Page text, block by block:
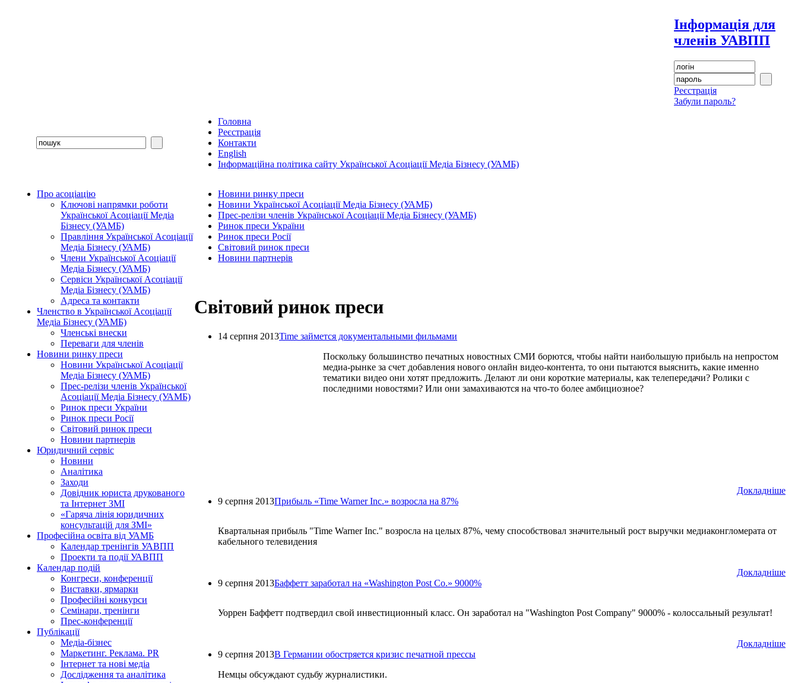
Інформація для
членів УАВПП
Реєстрація
Забули пароль?
Головна
Реєстрація
Контакти
English
Інформаційна політика сайту Української Асоціації Медіа Бізнесу (УАМБ)
Про асоціацію
Ключові напрямки роботи
Української Асоціації Медіа
Бізнесу (УАМБ)
Правління Української Асоціації
Медіа Бізнесу (УАМБ)
Члени Української Асоціації
Медіа Бізнесу (УАМБ)
Сервіси Української Асоціації
Медіа Бізнесу (УАМБ)
Адреса та контакти
Членство в Української Асоціації
Медіа Бізнесу (УАМБ)
Членські внески
Переваги для членів
Новини ринку преси
Новини Української Асоціації
Медіа Бізнесу (УАМБ)
Прес-релізи членів Української
Асоціації Медіа Бізнесу (УАМБ)
Ринок преси України
Ринок преси Росії
Світовий ринок преси
Новини партнерів
Юридичний сервіс
Новини
Аналітика
Заходи
Довідник юриста друкованого
та Інтернет ЗМІ
«Гаряча лінія юридичних
консультацій для ЗМІ»
Професійна освіта від УАМБ
Календар тренінгів УАВПП
Проекти та події УАВПП
Календар подій
Конгреси, конференції
Виставки, ярмарки
Професійні конкурси
Семінари, тренінги
Прес-конференції
Публікації
Медіа-бізнес
Маркетинг. Реклама. PR
Інтернет та нові медіа
Дослідження та аналітика
Новини ринку преси
Новини Української Асоціації Медіа Бізнесу (УАМБ)
Прес-релізи членів Української Асоціації Медіа Бізнесу (УАМБ)
Ринок преси України
Ринок преси Росії
Світовий ринок преси
Новини партнерів
Світовий ринок преси
14 серпня 2013Time займется документальными фильмами
Поскольку большинство печатных новостных СМИ борются, чтобы найти наибольшую прибыль на непростом
медиа-рынке за счет добавления нового онлайн видео-контента, то они пытаются выяснить, какие именно
тематики видео они хотят предложить. Делают ли они короткие материалы, как телепередачи? Ролики с
последними новостями? Или они замахиваются на что-то более амбициозное?
Докладнiше
9 серпня 2013Прибыль «Time Warner Inc.» возросла на 87%
Квартальная прибыль "Time Warner Inc." возросла на целых 87%, чему способствовал значительный рост выручки медиаконгломерата от
кабельного телевидения
Докладнiше
9 серпня 2013Баффетт заработал на «Washington Post Co.» 9000%
Уоррен Баффетт подтвердил свой инвестиционный класс. Он заработал на "Washington Post Company" 9000% - колоссальный результат!
Докладнiше
9 серпня 2013В Германии обостряется кризис печатной прессы
Немцы обсуждают судьбу журналистики.